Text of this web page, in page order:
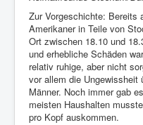
Zur Vorgeschichte: Bereits
Amerikaner in Teile von
Ort zwischen 18.10 und
und erhebliche Schäden
relativ ruhige, aber nicht
vor allem die Ungewissheit
Männer. Noch immer gab
meisten Haushalten
pro Kopf auskommen.